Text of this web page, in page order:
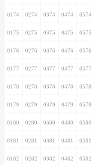
0174 0274 0374 0474 0574
0175 0275 0375 0475 0575
0176 0276 0376 0476 0576
0177 0277 0377 0477 0577
0178 0278 0378 0478 0578
0179 0279 0379 0479 0579
0180 0280 0380 0480 0580
0181 0281 0381 0481 0581
0182 0282 0382 0482 0582